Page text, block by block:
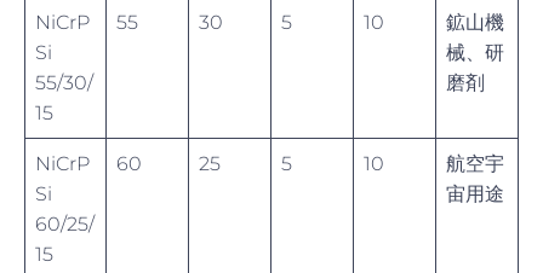
NiCrP
Si
55/30/
15
55 30 5 10
鉱山機
械、研
磨剤
NiCrP
Si
60/25/
15
60 25 5 10
航空宇
宙用途